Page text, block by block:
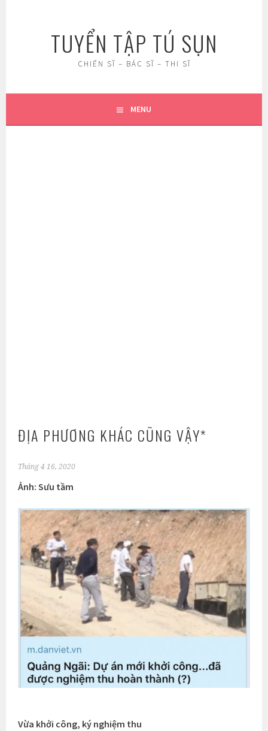
TUYỂN TẬP TÚ SỤN
CHIẾN SĨ – BÁC SĨ – THI SĨ
MENU
ĐỊA PHƯƠNG KHÁC CŨNG VẬY*
Tháng 4 16, 2020
Ảnh: Sưu tầm
Vừa khởi công, ký nghiệm thu